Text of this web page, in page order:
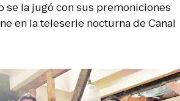
se la jugó con sus premoniciones
en la teleserie nocturna de Canal